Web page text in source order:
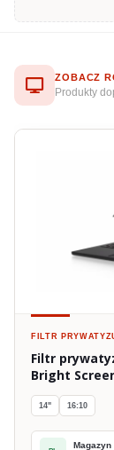
ZOBACZ
Produkty
FILTR
Filtr
Bright
14" 16:10
Magazyn